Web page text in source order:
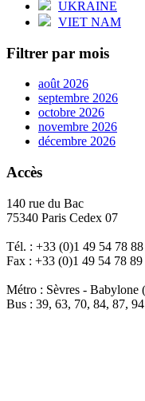
UKRAINE
VIET NAM
Filtrer par mois
août 2026
septembre 2026
octobre 2026
novembre 2026
décembre 2026
Accès
140 rue du Bac
75340 Paris Cedex 07
Tél. : +33 (0)1 49 54 78 88
Fax : +33 (0)1 49 54 78 89
Métro : Sèvres - Babylone
Bus : 39, 63, 70, 84, 87, 94